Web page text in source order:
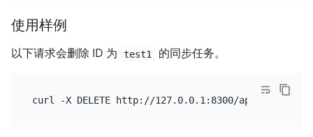
使用样例
以下请求会删除 ID 为 test1 的同步任务。